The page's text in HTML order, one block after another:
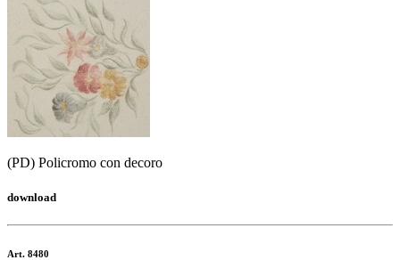
(PD) Policromo con decoro
download
Art. 8480